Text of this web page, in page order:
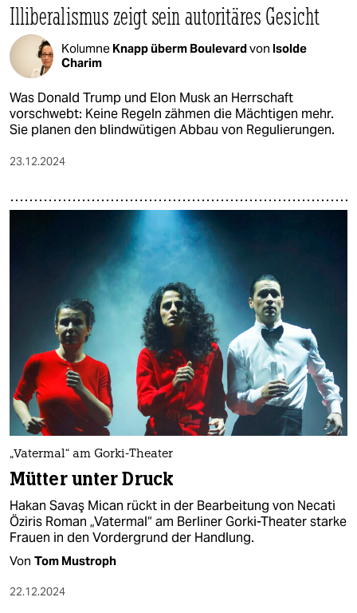
Illiberalismus zeigt sein autoritäres Gesicht
Kolumne Knapp überm Boulevardvon Isolde
Charim
Was Donald Trump und Elon Musk an Herrschaft
vorschwebt: Keine Regeln zähmen die Mächtigen mehr.
Sie planen den blindwütigen Abbau von Regulierungen.
23.12.2024
„Vatermal“ am Gorki-Theater
Mütter unter Druck
Hakan Savaş Mican rückt in der Bearbeitung von Necati
Öziris Roman „Vatermal“ am Berliner Gorki-Theater starke
Frauen in den Vordergrund der Handlung.
Von Tom Mustroph
22.12.2024